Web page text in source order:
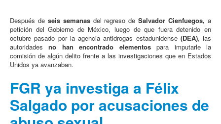
Después de seis semanasdel regreso deSalvador Cienfuegos,a
petición del Gobierno de México, luego de que fuera detenido en
octubre pasado por la agencia antidrogas estadunidense (DEA), las
autoridadesno han encontrado elementospara imputarle la
comisión de algún delito frente a las investigaciones que en Estados
Unidos ya avanzaban.
FGR ya investiga a Félix
Salgado por acusaciones de